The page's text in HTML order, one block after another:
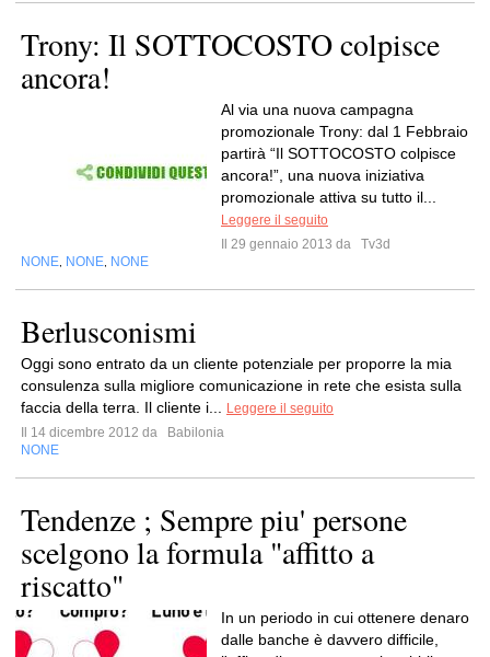
Trony: Il SOTTOCOSTO colpisce
ancora!
Al via una nuova campagna
promozionale Trony: dal 1 Febbraio
partirà “Il SOTTOCOSTO colpisce
ancora!”, una nuova iniziativa
promozionale attiva su tutto il...
Leggere il seguito
Il 29 gennaio 2013 da
Tv3d
NONE NONE NONE
Berlusconismi
Oggi sono entrato da un cliente potenziale per proporre la mia
consulenza sulla migliore comunicazione in rete che esista sulla
faccia della terra. Il cliente i...
Leggere il seguito
Il 14 dicembre 2012 da
Babilonia
NONE
Tendenze ; Sempre piu' persone
scelgono la formula "affitto a
riscatto"
In un periodo in cui ottenere denaro
dalle banche è davvero difficile,